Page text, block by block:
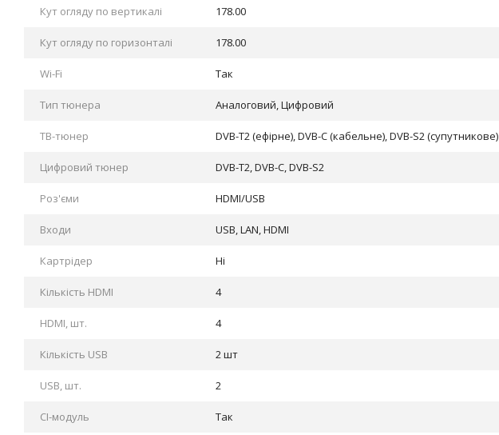
Кут огляду по вертикалі 178.00
Кут огляду по горизонталі 178.00
Wi-Fi Так
Тип тюнера Аналоговий, Цифровий
ТВ-тюнер DVB-T2 (ефірне), DVB-C (кабельне), DVB-S2 (супутникове)
Цифровий тюнер DVB-Т2, DVB-С, DVB-S2
Роз'єми HDMI/USB
Входи USB, LAN, HDMI
Картрідер Ні
Кількість HDMI 4
HDMI, шт. 4
Кількість USB 2 шт
USB, шт. 2
CI-модуль Так